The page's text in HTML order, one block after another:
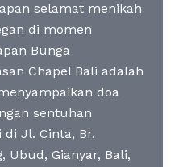
selamat menikah
di momen
Bunga
Chapel Bali adalah
doa
sentuhan
di Jl. Cinta, Br.
Ubud, Gianyar, Bali,